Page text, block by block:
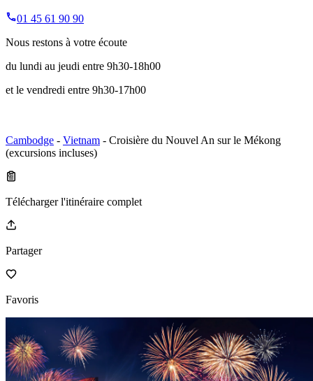
01 45 61 90 90
Nous restons à votre écoute
du lundi au jeudi entre 9h30-18h00
et le vendredi entre 9h30-17h00
Cambodge - Vietnam - Croisière du Nouvel An sur le Mékong
(excursions incluses)
Télécharger l'itinéraire complet
Partager
Favoris